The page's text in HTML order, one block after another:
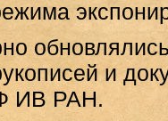
и
ИВ РАН.